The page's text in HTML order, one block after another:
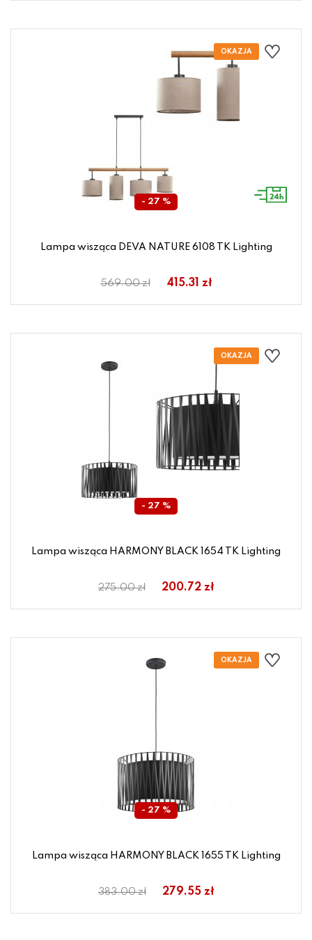
- 27 %
Lampa wisząca DEVA NATURE 6108 TK Lighting
569.00 zł 415.31 zł
- 27 %
Lampa wisząca HARMONY BLACK 1654 TK Lighting
275.00 zł 200.72 zł
- 27 %
Lampa wisząca HARMONY BLACK 1655 TK Lighting
383.00 zł 279.55 zł